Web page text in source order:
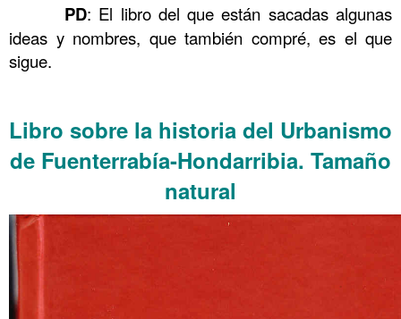
PD: El libro del que están sacadas algunas
ideas y nombres, que también compré, es el que
sigue.
Libro sobre la historia del Urbanismo
de Fuenterrabía-Hondarribia. Tamaño
natural